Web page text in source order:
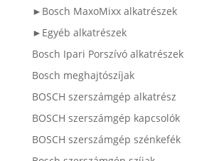
►Bosch MaxoMixx alkatrészek
►Egyéb alkatrészek
Bosch Ipari Porszívó alkatrészek
Bosch meghajtószíjak
BOSCH szerszámgép alkatrész
BOSCH szerszámgép kapcsolók
BOSCH szerszámgép szénkefék